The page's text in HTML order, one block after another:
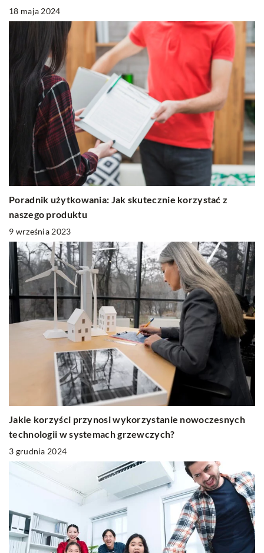
18 maja 2024
Poradnik użytkowania: Jak skutecznie korzystać z
naszego produktu
9 września 2023
Jakie korzyści przynosi wykorzystanie nowoczesnych
technologii w systemach grzewczych?
3 grudnia 2024